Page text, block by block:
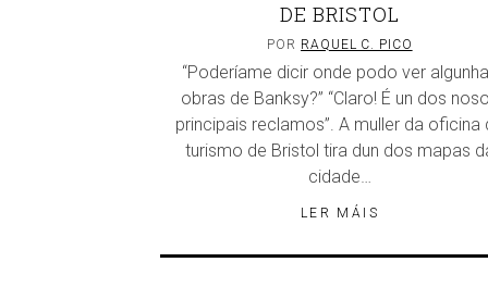
DE BRISTOL
POR RAQUEL C. PICO
“Poderíame dicir onde podo ver
obras de Banksy?” “Claro! É un dos
principais reclamos”. A muller da oficina
turismo de Bristol tira dun dos mapas
cidade…
LER MÁIS